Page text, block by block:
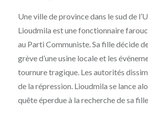
Une ville de province dans le sud de
Lioudmila est une fonctionnaire
au Parti Communiste. Sa fille décide
grève d’une usine locale et les
tournure tragique. Les autorités
de la répression. Lioudmila se lance
quête éperdue à la recherche de sa